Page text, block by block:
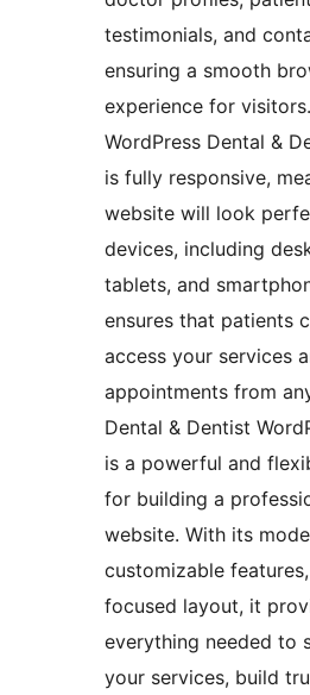
testimonials, and
ensuring a smooth
experience for
WordPress Dental &
is fully responsive,
website will look
devices, including
tablets, and
ensures that patients
access your services
appointments from
Dental & Dentist
is a powerful and
for building a
website. With its
customizable
focused layout, it
everything needed to
your services, build